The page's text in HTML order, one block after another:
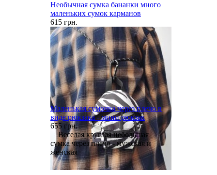
Необычная сумка бананки много
маленьких сумок карманов
615 грн.
Маленькая сумочка через плечо в
виде рюкзака - мини рюкзак
655 грн.